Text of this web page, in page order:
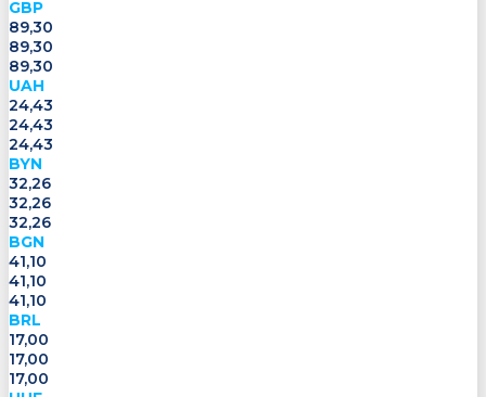
GBP
89,30
89,30
89,30
UAH
24,43
24,43
24,43
BYN
32,26
32,26
32,26
BGN
41,10
41,10
41,10
BRL
17,00
17,00
17,00